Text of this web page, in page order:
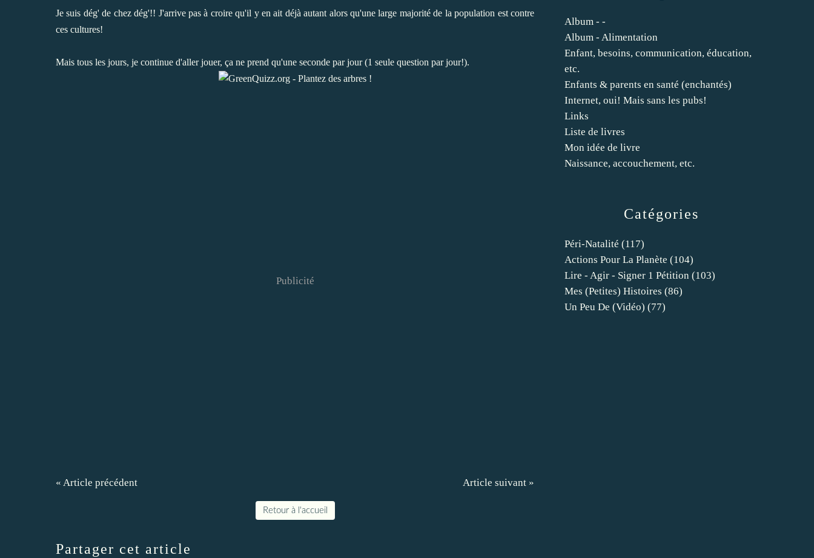
Je suis dég' de chez dég'!! J'arrive pas à croire qu'il y en ait déjà autant alors qu'une large majorité de la population est contre
ces cultures!
Mais tous les jours, je continue d'aller jouer, ça ne prend qu'une seconde par jour (1 seule question par jour!).
Publicité
« Article précédent Article suivant »
Retour à l'accueil
Partager cet article
Catégories
Péri-Natalité (117)
Actions Pour La Planète (104)
Lire - Agir - Signer 1 Pétition (103)
Mes (petites) Histoires (86)
Un Peu De (vidéo) (77)
Album - -
Album - Alimentation
Enfant, besoins, communication, éducation,
etc.
Enfants & parents en santé (enchantés)
Internet, oui! Mais sans les pubs!
Links
Liste de livres
Mon idée de livre
Naissance, accouchement, etc.